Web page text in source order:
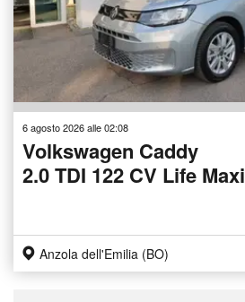
6 agosto 2026 alle 02:08
Volkswagen Caddy
2.0 TDI 122 CV Life Maxi
Anzola dell'Emilia (BO)